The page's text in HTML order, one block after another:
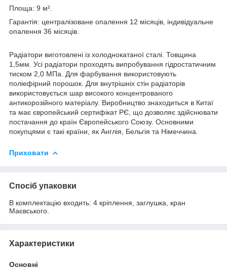
Площа: 9 м².
Гарантія: централізоване опалення 12 місяців, індивідуальне
опалення 36 місяців.
Радіатори виготовлені із холоднокатаної сталі. Товщина
1,5мм. Усі радіатори проходять випробування гідростатичним
тиском 2,0 МПа. Для фарбування використовують
поліефірний порошок. Для внутрішніх стін радіаторів
використовується шар високого концентрованого
антикорозійного матеріалу. Виробництво знаходиться в Китаї
та має європейський сертифікат РЄ, що дозволяє здійснювати
постачання до країн Європейського Союзу. Основними
покупцями є такі країни, як Англія, Бельгія та Німеччина.
Приховати
Спосіб упаковки
В комплектацію входить: 4 кріплення, заглушка, кран
Маєвського.
Характеристики
Основні